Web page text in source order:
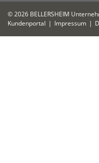
© 2026 BELLERSHEIM
Kundenportal
Impressum